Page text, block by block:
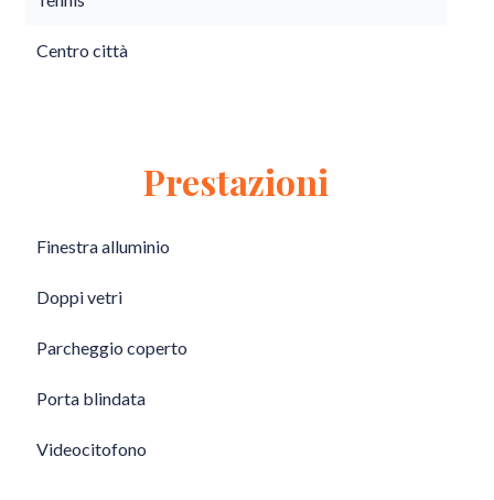
Centro città
Prestazioni
Finestra alluminio
Doppi vetri
Parcheggio coperto
Porta blindata
Videocitofono